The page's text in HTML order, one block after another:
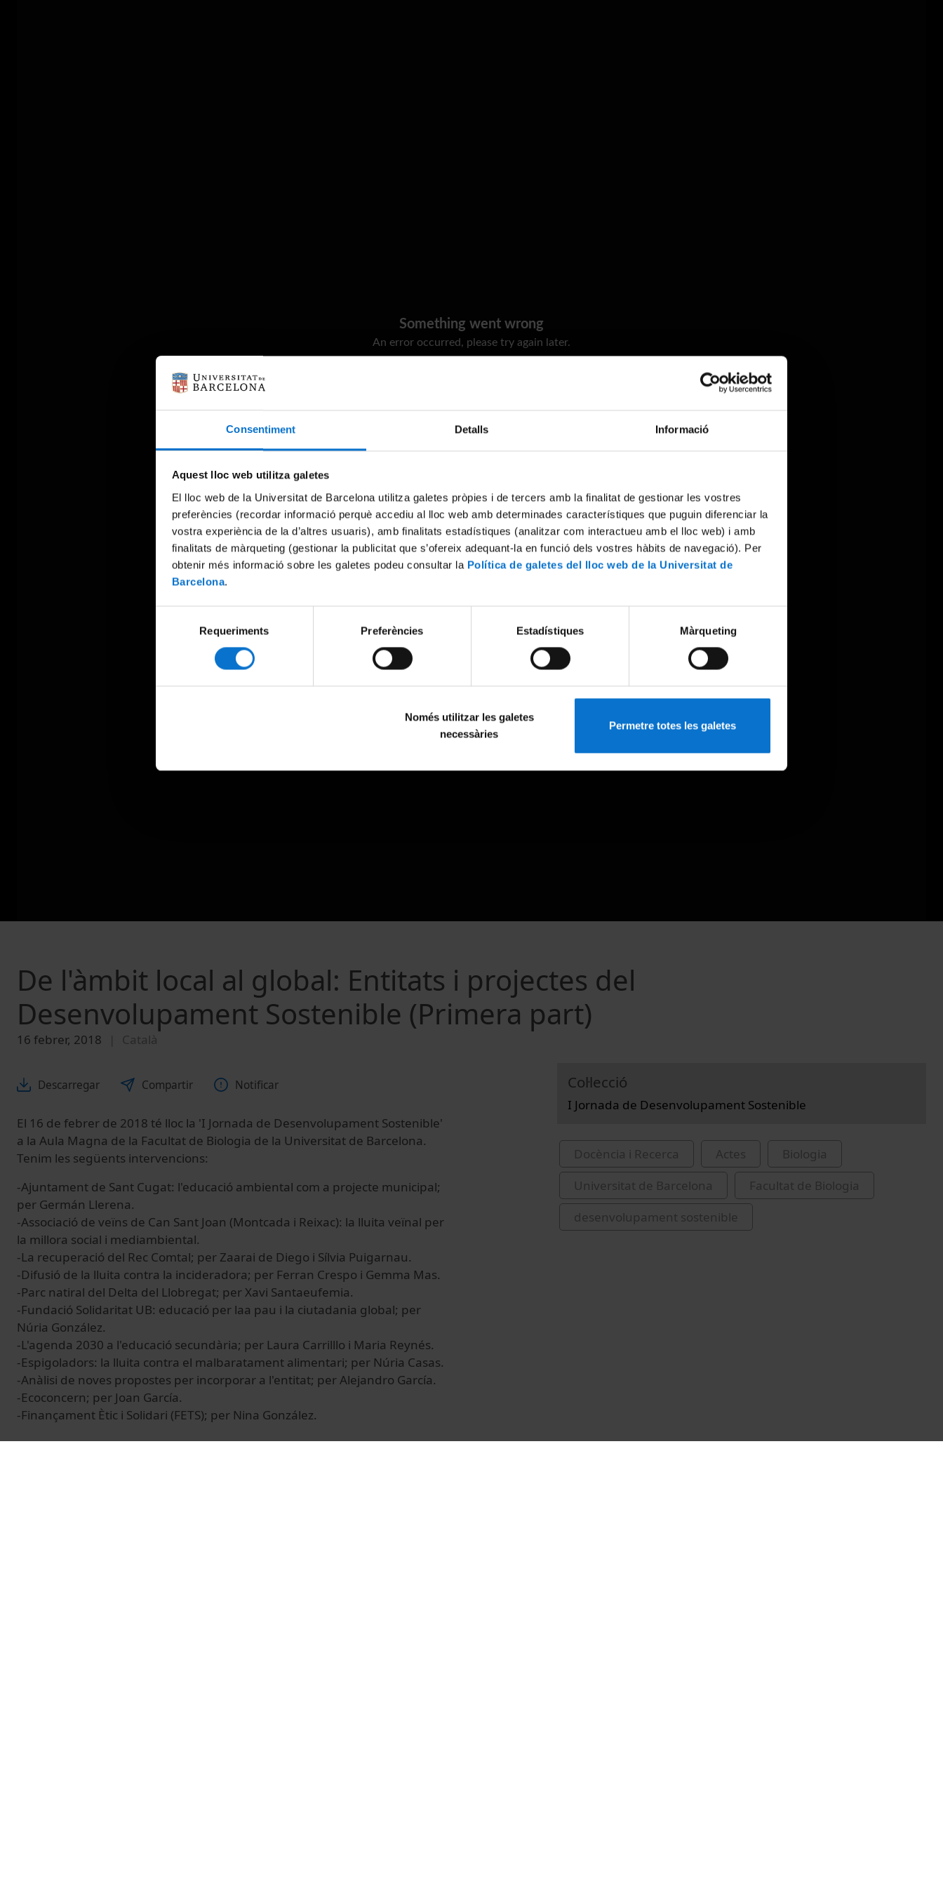
Consentiment Detalls Informació
Aquest lloc web utilitza galetes
El lloc web de la Universitat de Barcelona utilitza galetes pròpies i de tercers amb la finalitat de gestionar les vostres
preferències (recordar informació perquè accediu al lloc web amb determinades característiques que puguin diferenciar la
vostra experiència de la d’altres usuaris), amb finalitats estadístiques (analitzar com interactueu amb el lloc web) i amb
finalitats de màrqueting (gestionar la publicitat que s’ofereix adequant-la en funció dels vostres hàbits de navegació). Per
obtenir més informació sobre les galetes podeu consultar la Política de galetes del lloc web de la Universitat de
Barcelona.
consentiment
Requeriments Preferències Estadístiques Màrqueting
Només utilitzar les galetes
necessàries
Permetre totes les galetes
Something went wrong
An error occurred, please try again later.
De l'àmbit local al global: Entitats i projectes del
Desenvolupament Sostenible (Primera part)
16 febrer, 2018 Català
Descarregar Compartir Notificar
El 16 de febrer de 2018 té lloc la 'I Jornada de Desenvolupament Sostenible'
a la Aula Magna de la Facultat de Biologia de la Universitat de Barcelona.
Tenim les següents intervencions:
-Ajuntament de Sant Cugat: l'educació ambiental com a projecte municipal;
per Germán Llerena.
-Associació de veïns de Can Sant Joan (Montcada i Reixac): la lluita veïnal per
la millora social i mediambiental.
-La recuperació del Rec Comtal; per Zaarai de Diego i Sílvia Puigarnau.
-Difusió de la lluita contra la incideradora; per Ferran Crespo i Gemma Mas.
-Parc natiral del Delta del Llobregat; per Xavi Santaeufemia.
-Fundació Solidaritat UB: educació per laa pau i la ciutadania global; per
Núria González.
-L'agenda 2030 a l'educació secundària; per Laura Carrilllo i Maria Reynés.
-Espigoladors: la lluita contra el malbaratament alimentari; per Núria Casas.
-Anàlisi de noves propostes per incorporar a l'entitat; per Alejandro García.
-Ecoconcern; per Joan García.
-Finançament Ètic i Solidari (FETS); per Nina González.
Col·lecció
I Jornada de Desenvolupament Sostenible
Docència i Recerca Actes
Biologia
Universitat de Barcelona
Facultat de Biologia
desenvolupament sostenible